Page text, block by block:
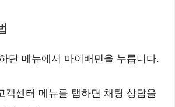
단 메뉴에서 마이배민을 누릅니다.
객센터 메뉴를 탭하면 채팅 상담을